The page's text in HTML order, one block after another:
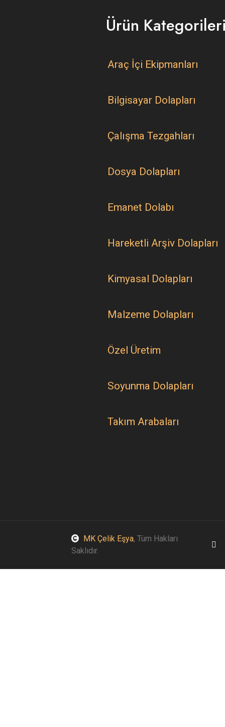
Ürün
Araç İçi Ekipmanları
Bilgisayar Dolapları
Çalışma Tezgahları
Dosya Dolapları
Emanet Dolabı
Hareketli Arşiv Dolapları
Kimyasal Dolapları
Malzeme Dolapları
Özel Üretim
Soyunma Dolapları
Takım Arabaları
MK Çelik Eşya, Tüm Hakları
Saklıdır.